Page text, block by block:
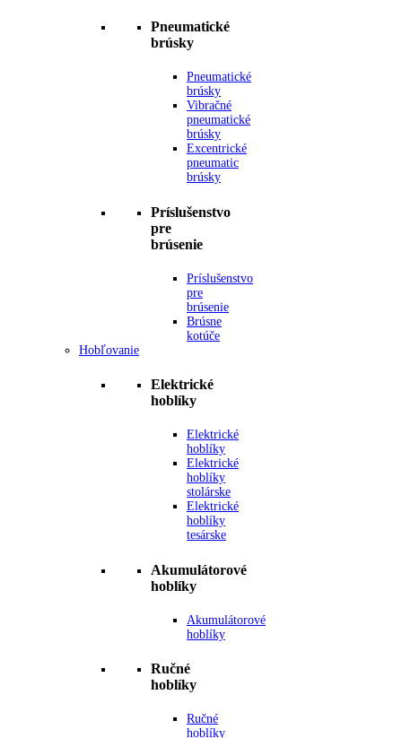
Pneumatické
brúsky
Pneumatické
brúsky
Vibračné
pneumatické
brúsky
Excentrické
pneumatic
brúsky
Príslušenstvo
pre
brúsenie
Príslušenstvo
pre
brúsenie
Brúsne
kotúče
Hobľovanie
Elektrické
hoblíky
Elektrické
hoblíky
Elektrické
hoblíky
stolárske
Elektrické
hoblíky
tesárske
Akumulátorové
hoblíky
Akumulátorové
hoblíky
Ručné
hoblíky
Ručné
hoblíky